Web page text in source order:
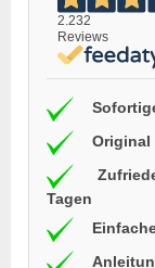
2.232
Reviews
Original
Tagen